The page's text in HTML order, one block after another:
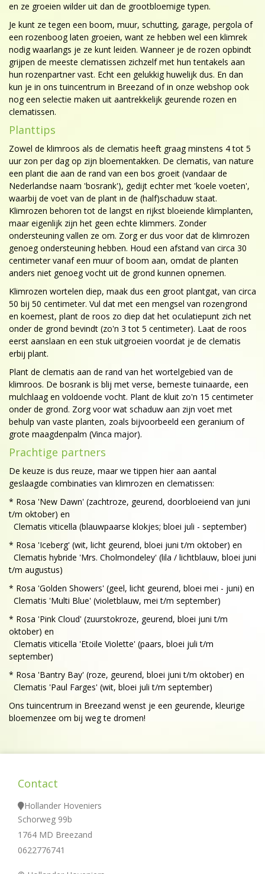
en ze groeien wilder uit dan de grootbloemige typen.
Je kunt ze tegen een boom, muur, schutting, garage, pergola of
een rozenboog laten groeien, want ze hebben wel een klimrek
nodig waarlangs je ze kunt leiden. Wanneer je de rozen opbindt
grijpen de meeste clematissen zichzelf met hun tentakels aan
hun rozenpartner vast. Echt een gelukkig huwelijk dus. En dan
kun je in ons tuincentrum in Breezand of in onze webshop ook
nog een selectie maken uit aantrekkelijk geurende rozen en
clematissen.
Planttips
Zowel de klimroos als de clematis heeft graag minstens 4 tot 5
uur zon per dag op zijn bloementakken. De clematis, van nature
een plant die aan de rand van een bos groeit (vandaar de
Nederlandse naam 'bosrank'), gedijt echter met 'koele voeten',
waarbij de voet van de plant in de (half)schaduw staat.
Klimrozen behoren tot de langst en rijkst bloeiende klimplanten,
maar eigenlijk zijn het geen echte klimmers. Zonder
ondersteuning vallen ze om. Zorg er dus voor dat de klimrozen
genoeg ondersteuning hebben. Houd een afstand van circa 30
centimeter vanaf een muur of boom aan, omdat de planten
anders niet genoeg vocht uit de grond kunnen opnemen.
Klimrozen wortelen diep, maak dus een groot plantgat, van circa
50 bij 50 centimeter. Vul dat met een mengsel van rozengrond
en koemest, plant de roos zo diep dat het oculatiepunt zich net
onder de grond bevindt (zo'n 3 tot 5 centimeter). Laat de roos
eerst aanslaan en een stuk uitgroeien voordat je de clematis
erbij plant.
Plant de clematis aan de rand van het wortelgebied van de
klimroos. De bosrank is blij met verse, bemeste tuinaarde, een
mulchlaag en voldoende vocht. Plant de kluit zo'n 15 centimeter
onder de grond. Zorg voor wat schaduw aan zijn voet met
behulp van vaste planten, zoals bijvoorbeeld een geranium of
grote maagdenpalm (Vinca major).
Prachtige partners
De keuze is dus reuze, maar we tippen hier aan aantal
geslaagde combinaties van klimrozen en clematissen:
* Rosa 'New Dawn' (zachtroze, geurend, doorbloeiend van juni
t/m oktober) en
Clematis viticella (blauwpaarse klokjes; bloei juli - september)
* Rosa 'Iceberg' (wit, licht geurend, bloei juni t/m oktober) en
Clematis hybride 'Mrs. Cholmondeley' (lila / lichtblauw, bloei juni
t/m augustus)
* Rosa 'Golden Showers' (geel, licht geurend, bloei mei - juni) en
Clematis 'Multi Blue' (violetblauw, mei t/m september)
* Rosa 'Pink Cloud' (zuurstokroze, geurend, bloei juni t/m
oktober) en
Clematis viticella 'Etoile Violette' (paars, bloei juli t/m
september)
* Rosa 'Bantry Bay' (roze, geurend, bloei juni t/m oktober) en
Clematis 'Paul Farges' (wit, bloei juli t/m september)
Ons tuincentrum in Breezand wenst je een geurende, kleurige
bloemenzee om bij weg te dromen!
Contact
Hollander Hoveniers
Schorweg 99b
1764 MD Breezand
0622776741